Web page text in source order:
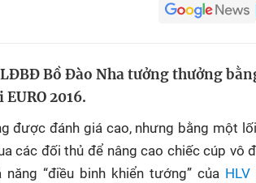
Bồ Đào Nha tưởng thưởng
2016.
được đánh giá cao, nhưng bằng một
các đối thủ để nâng cao chiếc cúp vô
“điều binh khiển tướng” của HLV